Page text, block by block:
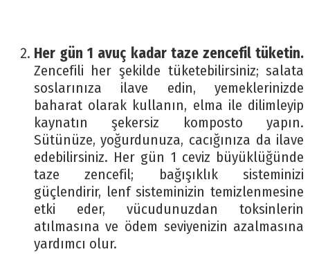
Her gün 1 avuç kadar taze zencefil tüketin.
Zencefili her şekilde tüketebilirsiniz; salata
soslarınıza ilave edin, yemeklerinizde
baharat olarak kullanın, elma ile dilimleyip
kaynatın şekersiz komposto yapın.
Sütünüze, yoğurdunuza, cacığınıza da ilave
edebilirsiniz. Her gün 1 ceviz büyüklüğünde
taze zencefil; bağışıklık sisteminizi
güçlendirir, lenf sisteminizin temizlenmesine
etki eder, vücudunuzdan toksinlerin
atılmasına ve ödem seviyenizin azalmasına
yardımcı olur.